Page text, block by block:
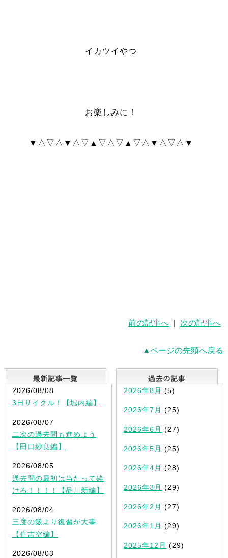
イカツイやつ
お楽しみに！
▼△▽△▼△▽▲▽△▽▲▽△▼△▽△▼
前の記事へ 次の記事へ
ページの先頭へ戻る
最新記事一覧
2026/08/08
3日サイクル！【堀内編】
2026/08/07
二次の過去問も進めよう
【田口紗良編】
2026/08/05
過去問の最初は当たって砕
けろ！！！！【品川新編】
2026/08/04
三度の飯より復習が大事
【住吉空編】
2026/08/03
2026年8月 (5)
2026年7月 (25)
2026年6月 (27)
2026年5月 (25)
2026年4月 (28)
2026年3月 (29)
2026年2月 (27)
2026年1月 (29)
2025年12月 (29)